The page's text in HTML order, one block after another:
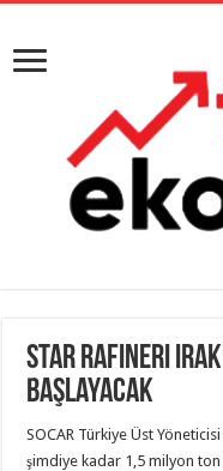
STAR Rafineri
başlayacak
SOCAR Türkiye Üst
şimdiye kadar 1,5 milyon